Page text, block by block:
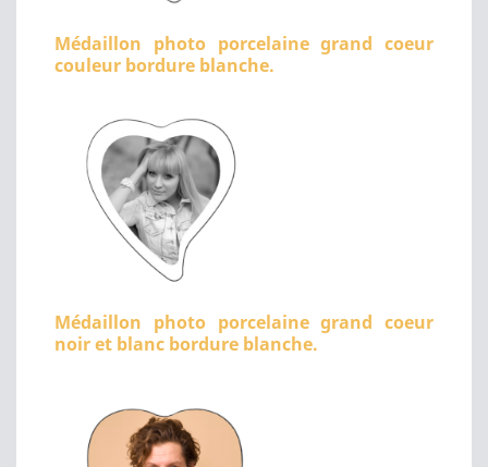
Médaillon photo porcelaine grand coeur
couleur bordure blanche.
Médaillon photo porcelaine grand coeur
noir et blanc bordure blanche.